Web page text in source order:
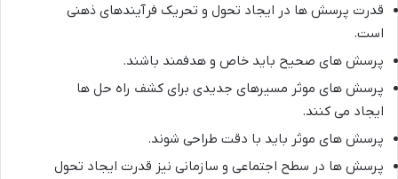
قدرت پرسش ها در ایجاد تحول و تحریک فرآیندهای ذهنی
است.
پرسش های صحیح باید خاص و هدفمند باشند.
پرسش های موثر مسیرهای جدیدی برای کشف راه حل ها
ایجاد می کنند.
پرسش های موثر باید با دقت طراحی شوند.
پرسش ها در سطح اجتماعی و سازمانی نیز قدرت ایجاد تحول